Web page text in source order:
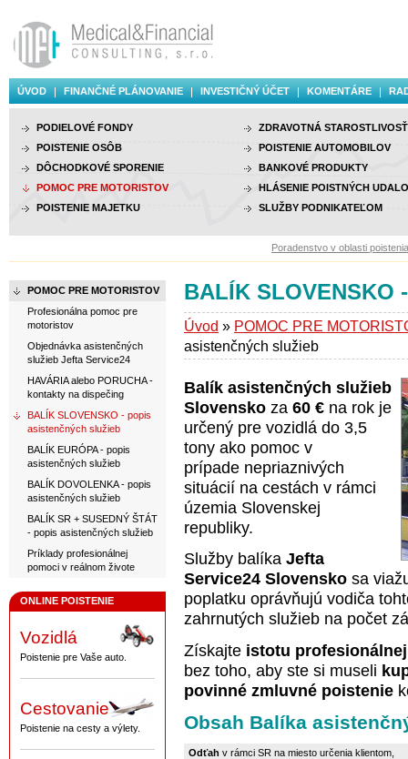
ÚVOD FINANČNÉ PLÁNOVANIE INVESTIČNÝ ÚČET KOMENTÁRE
PODIELOVÉ FONDY
POISTENIE OSÔB
DÔCHODKOVÉ SPORENIE
POMOC PRE MOTORISTOV
POISTENIE MAJETKU
ZDRAVOTNÁ STAROSTLIVOSŤ
POISTENIE AUTOMOBILOV
BANKOVÉ PRODUKTY
HLÁSENIE POISTNÝCH
SLUŽBY PODNIKATEĽOM
Poradenstvo v oblasti poistenia,
POMOC PRE MOTORISTOV
Profesionálna pomoc pre
motoristov
Objednávka asistenčných
služieb Jefta Service24
HAVÁRIA alebo PORUCHA -
kontakty na dispečing
BALÍK SLOVENSKO - popis
asistenčných služieb
BALÍK EURÓPA - popis
asistenčných služieb
BALÍK DOVOLENKA - popis
asistenčných služieb
BALÍK SR + SUSEDNÝ ŠTÁT
- popis asistenčných služieb
Príklady profesionálnej
pomoci v reálnom živote
ONLINE POISTENIE
Vozidlá
Poistenie pre Vaše auto.
Cestovanie
Poistenie na cesty a výlety.
BALÍK
Úvod » POMOC PRE
asistenčných služieb
Balík asistenčných služieb
Slovensko za 60 € na rok je
určený pre vozidlá do 3,5
tony ako pomoc v
prípade nepriaznivých
situácií na cestách v rámci
územia Slovenskej
republiky.
Služby balíka Jefta
Service24 Slovensko sa
poplatku oprávňujú vodiča
zahrnutých služieb na počet
Získajte istotu
bez toho, aby ste si museli
povinné zmluvné poistenie
Obsah Balíka
Odťah v rámci SR na miesto určenia klientom,